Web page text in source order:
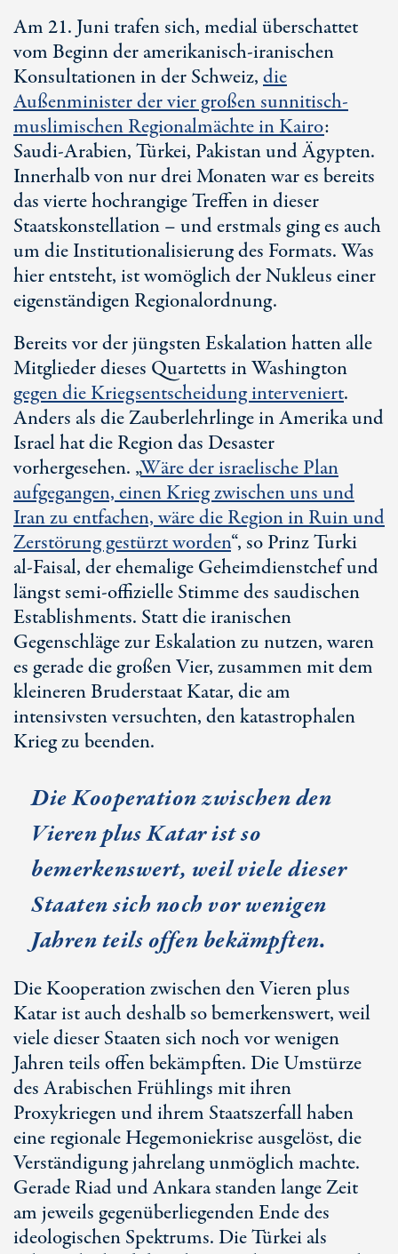
Am 21. Juni trafen sich, medial überschattet
vom Beginn der amerikanisch-iranischen
Konsultationen in der Schweiz,die
Außenminister der vier großen sunnitisch-
muslimischen Regionalmächte in Kairo:
Saudi-Arabien, Türkei, Pakistan und Ägypten.
Innerhalb von nur drei Monaten war es bereits
das vierte hochrangige Treffen in dieser
Staatskonstellation – und erstmals ging es auch
um die Institutionalisierung des Formats. Was
hier entsteht, ist womöglich der Nukleus einer
eigenständigen Regionalordnung.
Bereits vor der jüngsten Eskalation hatten alle
Mitglieder dieses Quartetts in Washington
gegen die Kriegsentscheidung interveniert.
Anders als die Zauberlehrlinge in Amerika und
Israel hat die Region das Desaster
vorhergesehen. „Wäre der israelische Plan
aufgegangen, einen Krieg zwischen uns und
Iran zu entfachen, wäre die Region in Ruin und
Zerstörung gestürzt worden“, so Prinz Turki
al-Faisal, der ehemalige Geheimdienstchef und
längst semi-offizielle Stimme des saudischen
Establishments. Statt die iranischen
Gegenschläge zur Eskalation zu nutzen, waren
es gerade die großen Vier, zusammen mit dem
kleineren Bruderstaat Katar, die am
intensivsten versuchten, den katastrophalen
Krieg zu beenden.
Die Kooperation zwischen den
Vieren plus Katar ist so
bemerkenswert, weil viele dieser
Staaten sich noch vor wenigen
Jahren teils offen bekämpften.
Die Kooperation zwischen den Vieren plus
Katar ist auch deshalb so bemerkenswert, weil
viele dieser Staaten sich noch vor wenigen
Jahren teils offen bekämpften. Die Umstürze
des Arabischen Frühlings mit ihren
Proxykriegen und ihrem Staatszerfall haben
eine regionale Hegemoniekrise ausgelöst, die
Verständigung jahrelang unmöglich machte.
Gerade Riad und Ankara standen lange Zeit
am jeweils gegenüberliegenden Ende des
ideologischen Spektrums. Die Türkei als